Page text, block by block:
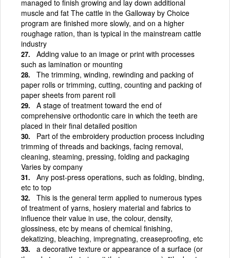
managed to finish growing and lay down additional
muscle and fat The cattle in the Galloway by Choice
program are finished more slowly, and on a higher
roughage ration, than is typical in the mainstream cattle
industry
Adding value to an image or print with processes
such as lamination or mounting
The trimming, winding, rewinding and packing of
paper rolls or trimming, cutting, counting and packing of
paper sheets from parent roll
A stage of treatment toward the end of
comprehensive orthodontic care in which the teeth are
placed in their final detailed position
Part of the embroidery production process including
trimming of threads and backings, facing removal,
cleaning, steaming, pressing, folding and packaging
Varies by company
Any post-press operations, such as folding, binding,
etc to top
This is the general term applied to numerous types
of treatment of yarns, hosiery material and fabrics to
influence their value in use, the colour, density,
glossiness, etc by means of chemical finishing,
dekatizing, bleaching, impregnating, creaseproofing, etc
a decorative texture or appearance of a surface (or